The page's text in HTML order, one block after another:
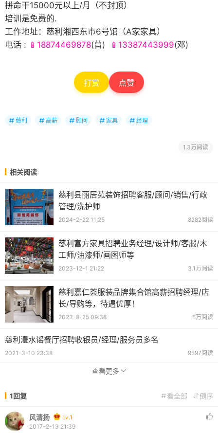
拼命干15000元以上/月（不封顶）
培训是免费的.
工作地址：慈利湘西东市6号馆（A家家具）
电话 : 📱18874469878(曾) 📱13387443999(邓)
打赏 点赞
慈利 高薪 顾问 家具 经理
1.3万阅读
相关阅读
慈利县丽居苑装饰招聘客服/顾问/销售/行政
管理/洗护师
2024-2-22 11:25 8282阅读
慈利富方家具招聘业务经理/设计师/客服/木
工师/油漆师/画图师等
2023-12-1 21:22 3.1万阅读
慈利嘉仁荟服装品牌集合馆高薪招聘经理/店
长/导购等，待遇优厚！
2023-8-25 09:38 8万阅读
慈利澧水谣餐厅招聘收银员/经理/服务员多名
2021-3-10 23:38 9597阅读
查看更多
1回复 倒序
看全部
风清扬
Lv.1
2017-2-13 21:39